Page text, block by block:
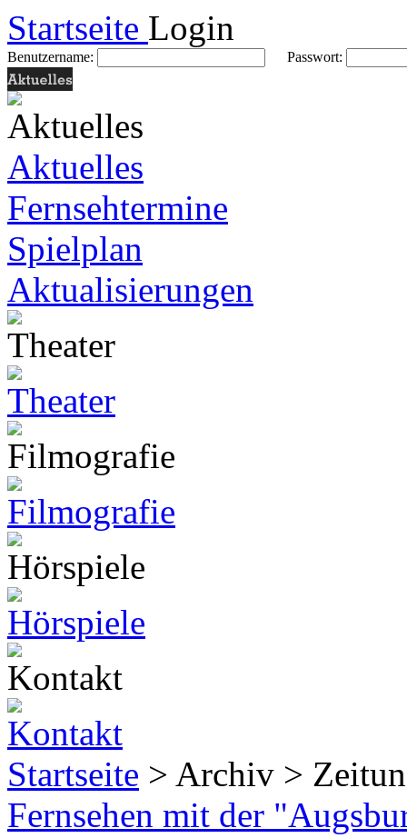
Startseite Login
Benutzername: Passwort:
Aktuelles
Fernsehtermine
Spielplan
Aktualisierungen
Startseite > Archiv >
Fernsehen mit der